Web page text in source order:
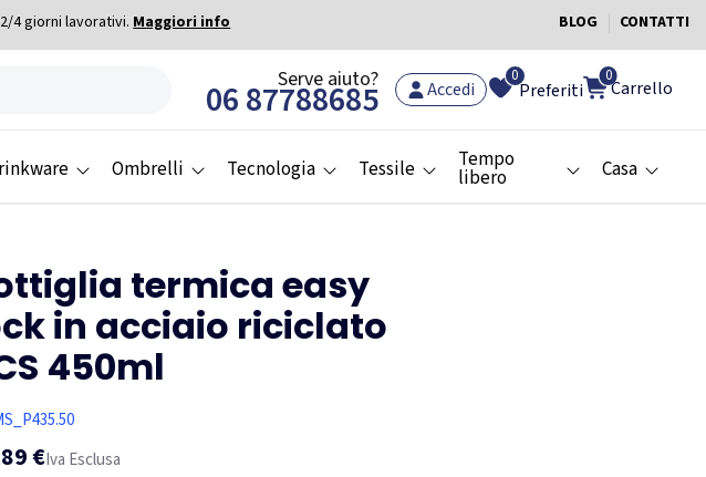
4 giorni lavorativi.Maggiori info BLOG CONTATTI
Serve aiuto?
06 87788685 Accedi Preferiti
0 0
Carrello
Ombrelli Tecnologia Tessile Tempo
libero Casa
termica easy
in acciaio riciclato
450ml
€Iva Esclusa